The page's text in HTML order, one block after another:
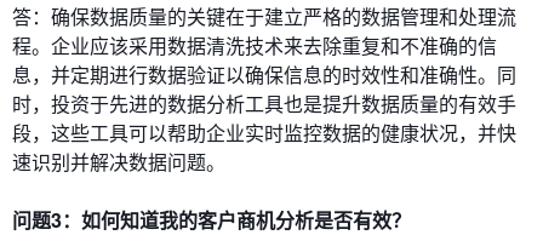
答：确保数据质量的关键在于建立严格的数据管理和处理流
程。企业应该采用数据清洗技术来去除重复和不准确的信
息，并定期进行数据验证以确保信息的时效性和准确性。同
时，投资于先进的数据分析工具也是提升数据质量的有效手
段，这些工具可以帮助企业实时监控数据的健康状况，并快
速识别并解决数据问题。
问题3：如何知道我的客户商机分析是否有效？